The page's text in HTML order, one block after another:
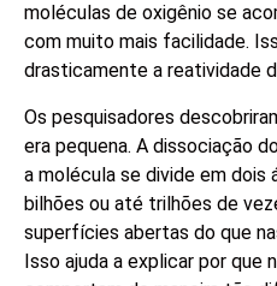
moléculas de oxigênio se
com muito mais facilidade.
drasticamente a reatividade
Os pesquisadores
era pequena. A dissociação
a molécula se divide em dois
bilhões ou até trilhões de
superfícies abertas do que
Isso ajuda a explicar por que